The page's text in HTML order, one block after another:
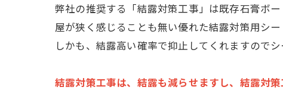
弊社の推奨する「結露対策工事」は既存石膏ボ
屋が狭く感じることも無い優れた結露対策用シ
しかも、結露高い確率で抑止してくれますので
結露対策工事は、結露も減らせますし、結露対